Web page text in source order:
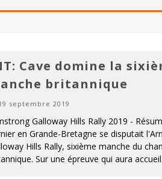
Cave domine la
britannique
septembre 2019
Galloway Hills Rally 2019 -
en Grande-Bretagne se disputait
Hills Rally, sixième manche du
Sur une épreuve qui aura accueil